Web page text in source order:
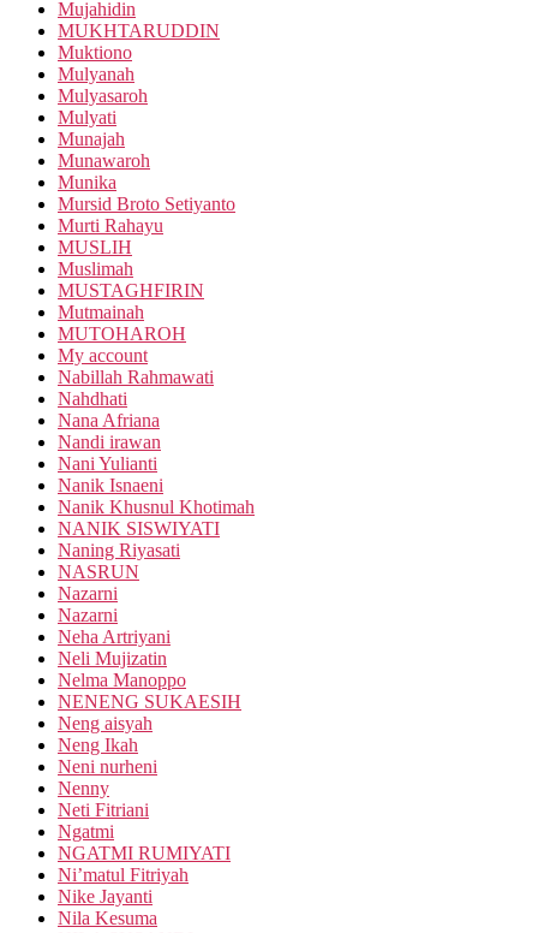
Mujahidin
MUKHTARUDDIN
Muktiono
Mulyanah
Mulyasaroh
Mulyati
Munajah
Munawaroh
Munika
Mursid Broto Setiyanto
Murti Rahayu
MUSLIH
Muslimah
MUSTAGHFIRIN
Mutmainah
MUTOHAROH
My account
Nabillah Rahmawati
Nahdhati
Nana Afriana
Nandi irawan
Nani Yulianti
Nanik Isnaeni
Nanik Khusnul Khotimah
NANIK SISWIYATI
Naning Riyasati
NASRUN
Nazarni
Nazarni
Neha Artriyani
Neli Mujizatin
Nelma Manoppo
NENENG SUKAESIH
Neng aisyah
Neng Ikah
Neni nurheni
Nenny
Neti Fitriani
Ngatmi
NGATMI RUMIYATI
Ni’matul Fitriyah
Nike Jayanti
Nila Kesuma